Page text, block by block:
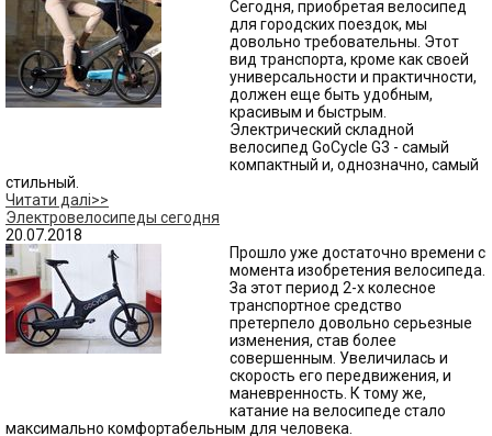
Сегодня, приобретая велосипед
для городских поездок, мы
довольно требовательны. Этот
вид транспорта, кроме как своей
универсальности и практичности,
должен еще быть удобным,
красивым и быстрым.
Электрический складной
велосипед GoCycle G3 - самый
компактный и, однозначно, самый
стильный.
Читати далі>>
Электровелосипеды сегодня
20.07.2018
Прошло уже достаточно времени с
момента изобретения велосипеда.
За этот период 2-х колесное
транспортное средство
претерпело довольно серьезные
изменения, став более
совершенным. Увеличилась и
скорость его передвижения, и
маневренность. К тому же,
катание на велосипеде стало
максимально комфортабельным для человека.